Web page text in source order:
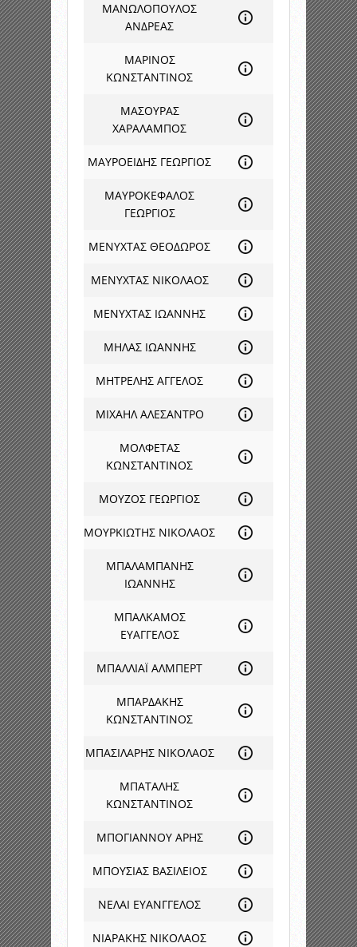
ΜΑΝΩΛΟΠΟΥΛΟΣ
ΑΝΔΡΕΑΣ
ΜΑΡΙΝΟΣ
ΚΩΝΣΤΑΝΤΙΝΟΣ
ΜΑΣΟΥΡΑΣ
ΧΑΡΑΛΑΜΠΟΣ
ΜΑΥΡΟΕΙΔΗΣ ΓΕΩΡΓΙΟΣ
ΜΑΥΡΟΚΕΦΑΛΟΣ
ΓΕΩΡΓΙΟΣ
ΜΕΝΥΧΤΑΣ ΘΕΟΔΩΡΟΣ
ΜΕΝΥΧΤΑΣ ΝΙΚΟΛΑΟΣ
ΜΕΝΥΧΤΑΣ ΙΩΑΝΝΗΣ
ΜΗΛΑΣ ΙΩΑΝΝΗΣ
ΜΗΤΡΕΛΗΣ ΑΓΓΕΛΟΣ
ΜΙΧΑΗΛ ΑΛΕΣΑΝΤΡΟ
ΜΟΛΦΕΤΑΣ
ΚΩΝΣΤΑΝΤΙΝΟΣ
ΜΟΥΖΟΣ ΓΕΩΡΓΙΟΣ
ΜΟΥΡΚΙΩΤΗΣ ΝΙΚΟΛΑΟΣ
ΜΠΑΛΑΜΠΑΝΗΣ
ΙΩΑΝΝΗΣ
ΜΠΑΛΚΑΜΟΣ
ΕΥΑΓΓΕΛΟΣ
ΜΠΑΛΛΙΑΪ ΑΛΜΠΕΡΤ
ΜΠΑΡΔΑΚΗΣ
ΚΩΝΣΤΑΝΤΙΝΟΣ
ΜΠΑΣΙΛΑΡΗΣ ΝΙΚΟΛΑΟΣ
ΜΠΑΤΑΛΗΣ
ΚΩΝΣΤΑΝΤΙΝΟΣ
ΜΠΟΓΙΑΝΝΟΥ ΑΡΗΣ
ΜΠΟΥΣΙΑΣ ΒΑΣΙΛΕΙΟΣ
ΝΕΛΑΙ ΕΥΑΝΓΓΕΛΟΣ
ΝΙΑΡΑΚΗΣ ΝΙΚΟΛΑΟΣ